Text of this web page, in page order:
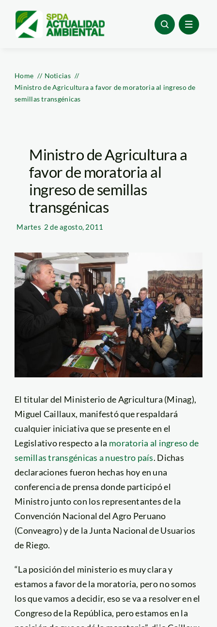
content
Home
Noticias
Ministro de Agricultura a favor de moratoria al ingreso de
semillas transgénicas
Ministro de Agricultura a
favor de moratoria al
ingreso de semillas
transgénicas
Martes 2 de agosto, 2011
El titular del Ministerio de Agricultura (Minag),
Miguel Caillaux, manifestó que respaldará
cualquier iniciativa que se presente en el
Legislativo respecto a la moratoria al ingreso de
semillas transgénicas a nuestro país. Dichas
declaraciones fueron hechas hoy en una
conferencia de prensa donde participó el
Ministro junto con los representantes de la
Convención Nacional del Agro Peruano
(Conveagro) y de la Junta Nacional de Usuarios
de Riego.
“La posición del ministerio es muy clara y
estamos a favor de la moratoria, pero no somos
los que vamos a decidir, eso se va a resolver en el
Congreso de la República, pero estamos en la